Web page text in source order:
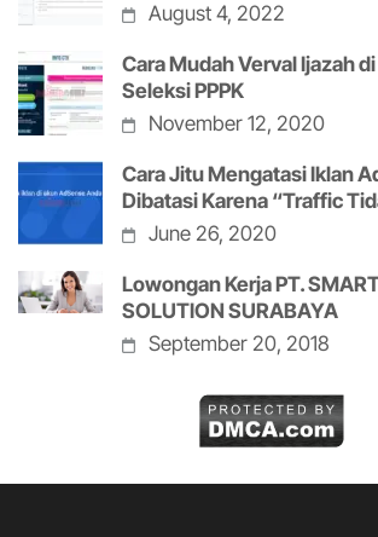
August 4, 2022
Cara Mudah Verval Ijazah
Seleksi PPPK
November 12, 2020
Cara Jitu Mengatasi Iklan
Dibatasi Karena “Traffic
June 26, 2020
Lowongan Kerja PT.
SOLUTION SURABAYA
September 20, 2018